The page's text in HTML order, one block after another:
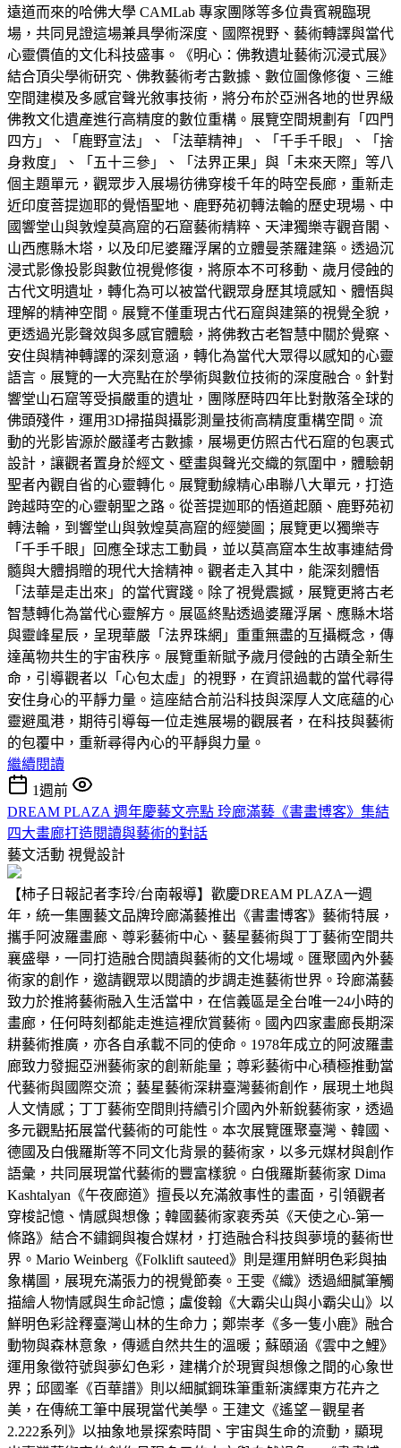
遠道而來的哈佛大學 CAMLab 專家團隊等多位貴賓親臨現
場，共同見證這場兼具學術深度、國際視野、藝術轉譯與當代
心靈價值的文化科技盛事。《明心：佛教遺址藝術沉浸式展》
結合頂尖學術研究、佛教藝術考古數據、數位圖像修復、三維
空間建模及多感官聲光敘事技術，將分布於亞洲各地的世界級
佛教文化遺產進行高精度的數位重構。展覽空間規劃有「四門
四方」、「鹿野宣法」、「法華精神」、「千手千眼」、「捨
身救度」、「五十三參」、「法界正果」與「未來天際」等八
個主題單元，觀眾步入展場彷彿穿梭千年的時空長廊，重新走
近印度菩提迦耶的覺悟聖地、鹿野苑初轉法輪的歷史現場、中
國響堂山與敦煌莫高窟的石窟藝術精粹、天津獨樂寺觀音閣、
山西應縣木塔，以及印尼婆羅浮屠的立體曼荼羅建築。透過沉
浸式影像投影與數位視覺修復，將原本不可移動、歲月侵蝕的
古代文明遺址，轉化為可以被當代觀眾身歷其境感知、體悟與
理解的精神空間。展覽不僅重現古代石窟與建築的視覺全貌，
更透過光影聲效與多感官體驗，將佛教古老智慧中關於覺察、
安住與精神轉譯的深刻意涵，轉化為當代大眾得以感知的心靈
語言。展覽的一大亮點在於學術與數位技術的深度融合。針對
響堂山石窟等受損嚴重的遺址，團隊歷時四年比對散落全球的
佛頭殘件，運用3D掃描與攝影測量技術高精度重構空間。流
動的光影皆源於嚴謹考古數據，展場更仿照古代石窟的包裹式
設計，讓觀者置身於經文、壁畫與聲光交織的氛圍中，體驗朝
聖者內觀自省的心靈轉化。展覽動線精心串聯八大單元，打造
跨越時空的心靈朝聖之路。從菩提迦耶的悟道起願、鹿野苑初
轉法輪，到響堂山與敦煌莫高窟的經變圖；展覽更以獨樂寺
「千手千眼」回應全球志工動員，並以莫高窟本生故事連結骨
髓與大體捐贈的現代大捨精神。觀者走入其中，能深刻體悟
「法華是走出來」的當代實踐。除了視覺震撼，展覽更將古老
智慧轉化為當代心靈解方。展區終點透過婆羅浮屠、應縣木塔
與靈峰星辰，呈現華嚴「法界珠網」重重無盡的互攝概念，傳
達萬物共生的宇宙秩序。展覽重新賦予歲月侵蝕的古蹟全新生
命，引導觀者以「心包太虛」的視野，在資訊過載的當代尋得
安住身心的平靜力量。這座結合前沿科技與深厚人文底蘊的心
靈避風港，期待引導每一位走進展場的觀展者，在科技與藝術
的包覆中，重新尋得內心的平靜與力量。
繼續閱讀
1週前
DREAM PLAZA 週年慶藝文亮點 玲廊滿藝《書畫博客》集結
四大畫廊打造閱讀與藝術的對話
藝文活動 視覺設計
【柿子日報記者李玲/台南報導】歡慶DREAM PLAZA一週
年，統一集團藝文品牌玲廊滿藝推出《書畫博客》藝術特展，
攜手阿波羅畫廊、尊彩藝術中心、藝星藝術與丁丁藝術空間共
襄盛舉，一同打造融合閱讀與藝術的文化場域。匯聚國內外藝
術家的創作，邀請觀眾以閱讀的步調走進藝術世界。玲廊滿藝
致力於推將藝術融入生活當中，在信義區是全台唯一24小時的
畫廊，任何時刻都能走進這裡欣賞藝術。國內四家畫廊長期深
耕藝術推廣，亦各自承載不同的使命。1978年成立的阿波羅畫
廊致力發掘亞洲藝術家的創新能量；尊彩藝術中心積極推動當
代藝術與國際交流；藝星藝術深耕臺灣藝術創作，展現土地與
人文情感；丁丁藝術空間則持續引介國內外新銳藝術家，透過
多元觀點拓展當代藝術的可能性。本次展覽匯聚臺灣、韓國、
德國及白俄羅斯等不同文化背景的藝術家，以多元媒材與創作
語彙，共同展現當代藝術的豐富樣貌。白俄羅斯藝術家 Dima
Kashtalyan《午夜廊道》擅長以充滿敘事性的畫面，引領觀者
穿梭記憶、情感與想像；韓國藝術家裵秀英《天使之心-第一
條路》結合不鏽鋼與複合媒材，打造融合科技與夢境的藝術世
界。Mario Weinberg《Folklift sauteed》則是運用鮮明色彩與抽
象構圖，展現充滿張力的視覺節奏。王雯《織》透過細膩筆觸
描繪人物情感與生命記憶；盧俊翰《大霸尖山與小霸尖山》以
鮮明色彩詮釋臺灣山林的生命力；鄭崇孝《多一隻小鹿》融合
動物與森林意象，傳遞自然共生的溫暖；蘇頤涵《雲中之鯉》
運用象徵符號與夢幻色彩，建構介於現實與想像之間的心象世
界；邱國峯《百華譜》則以細膩鋼珠筆重新演繹東方花卉之
美，在傳統工筆中展現當代美學。王建文《遙望－觀星者
2.222系列》以抽象地景探索時間、宇宙與生命的流動，顯現